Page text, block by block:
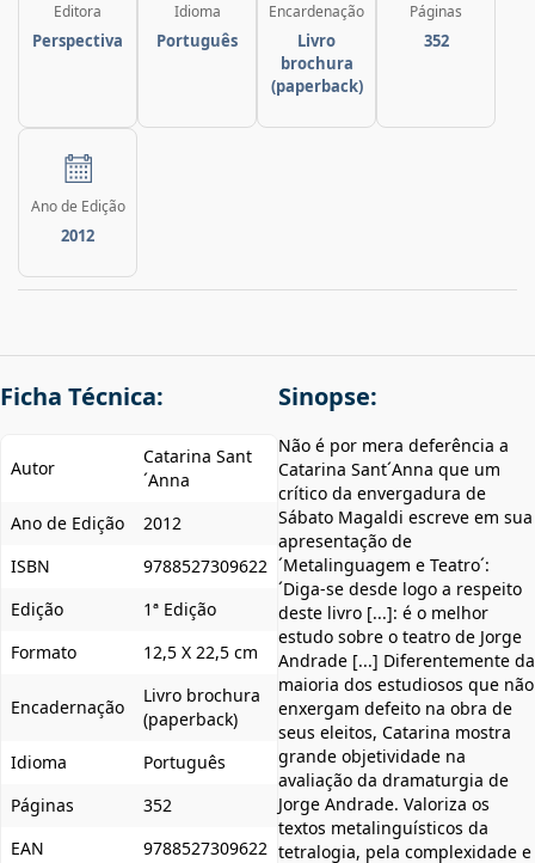
Editora
Perspectiva
Idioma
Português
Encardenação
Livro
brochura
(paperback)
Páginas
352
Ano de Edição
2012
Ficha Técnica:
Autor
Catarina Sant
´Anna
Ano de Edição
2012
ISBN
9788527309622
Edição
1ª Edição
Formato
12,5 X 22,5 cm
Encadernação
Livro brochura
(paperback)
Idioma
Português
Páginas
352
EAN
9788527309622
Sinopse:
Não é por mera deferência a
Catarina Sant´Anna que um
crítico da envergadura de
Sábato Magaldi escreve em sua
apresentação de
´Metalinguagem e Teatro´:
´Diga-se desde logo a respeito
deste livro [...]: é o melhor
estudo sobre o teatro de Jorge
Andrade [...] Diferentemente da
maioria dos estudiosos que não
enxergam defeito na obra de
seus eleitos, Catarina mostra
grande objetividade na
avaliação da dramaturgia de
Jorge Andrade. Valoriza os
textos metalinguísticos da
tetralogia, pela complexidade e